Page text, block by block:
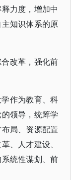
力度，增加中
知识体系的原
改革，强化前
作为教育、科
领导，统筹学
局、资源配置
、人才建设、
统性谋划、前